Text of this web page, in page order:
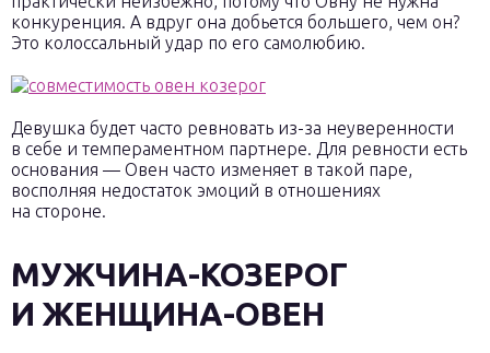
конкуренция. А вдруг она добьется большего, чем он?
Это колоссальный удар по его самолюбию.
Девушка будет часто ревновать из-за неуверенности
в себе и темпераментном партнере. Для ревности есть
основания — Овен часто изменяет в такой паре,
восполняя недостаток эмоций в отношениях
на стороне.
МУЖЧИНА-КОЗЕРОГ
И ЖЕНЩИНА-ОВЕН